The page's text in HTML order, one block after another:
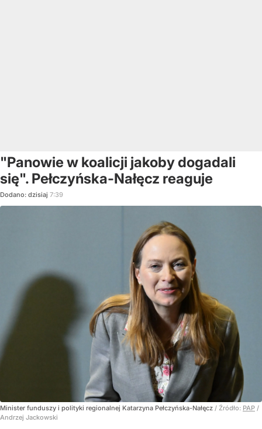
"Panowie w koalicji jakoby dogadali
się". Pełczyńska-Nałęcz reaguje
Dodano: dzisiaj 7:39
Minister funduszy i polityki regionalnej Katarzyna Pełczyńska-Nałęcz / Źródło: PAP /
Andrzej Jackowski